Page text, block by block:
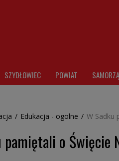
SZYDŁOWIEC POWIAT
/ Edukacja - ogolne / W Sadku
pamiętali o Święcie